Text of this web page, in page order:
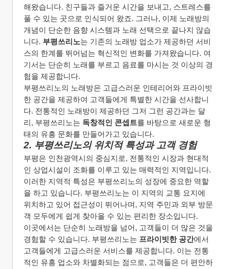
해왔습니다. 친구들과 즐거운 시간을 보내고, 스트레스를
풀 수 있는 곳으로 인식되어 왔죠. 그러나, 이제 노래방의
개념이 단순한 음향 시스템과 노래 선택으로 끝나지 않습
니다. 부평쓰리노는 기존의 노래방 업소가 제공하던 서비
스의 한계를 뛰어넘는 혁신적인 변화를 가져왔습니다. 여
기서는 단순히 노래를 부르고 음료를 마시는 것 이상의 경
험을 제공합니다.
부평쓰리노의 노래방은 고급스러운 인테리어와 프라이빗
한 공간을 제공하여 고객들에게 특별한 시간을 선사합니
다. 전통적인 노래방이 제공하던 그저 그런 공간과는 달
리, 부평쓰리노는 독창적인 콘셉트를 바탕으로 새로운 형
태의 유흥 문화를 만들어가고 있습니다.
2. 부평쓰리노의 위치적 특성과 고객 경험
부평은 인천광역시의 중심지로, 전통적인 시장과 현대적
인 상업시설이 조화를 이루고 있는 매력적인 지역입니다.
이러한 지역적 특성은 부평쓰리노의 성장에 중요한 역할
을 하고 있습니다. 부평쓰리노는 이 지역의 교통 요지에
위치하고 있어 접근성이 뛰어나며, 지역 주민과 외부 방문
객 모두에게 쉽게 찾아올 수 있는 편리한 장소입니다.
이곳에서는 단순히 노래방을 넘어, 고객들이 더 많은 것을
경험할 수 있습니다. 부평쓰리노는 프라이빗한 공간에서
고객들에게 고급스러운 서비스를 제공합니다. 이는 전통
적인 유흥 업소와 차별화되는 점으로, 고객들은 더 편안하